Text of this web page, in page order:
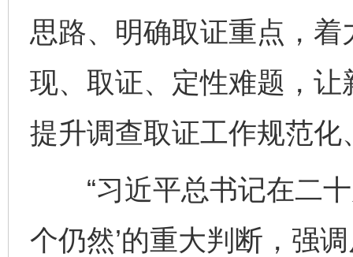
思路、明确取证重点，
现、取证、定性难题，让
提升调查取证工作规范
“习近平总书记在二十
个仍然’的重大判断，强